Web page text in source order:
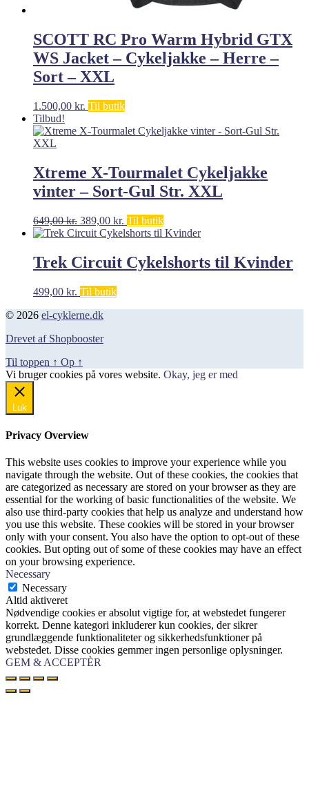
SCOTT RC Pro Warm Hybrid GTX
WS Jacket – Cykeljakke – Herre –
Sort – XXL
1.500,00 kr. Til butik
Tilbud!
Xtreme X-Tourmalet Cykeljakke
vinter – Sort-Gul Str. XXL
649,00kr. Den
oprindelige
var:
649,00 kr..
389,00 kr. Den
aktuelle
er:
389,00 kr..
Til butik
Trek Circuit Cykelshorts til Kvinder
499,00 kr. Til butik
© 2026 el-cyklerne.dk
Drevet af Shopbooster
Til toppen ↑ Op ↑
Vi bruger cookies på vores website. Okay, jeg er med
Luk
Privacy Overview
This website uses cookies to improve your experience while you
navigate through the website. Out of these cookies, the cookies that
are categorized as necessary are stored on your browser as they are
essential for the working of basic functionalities of the website. We
also use third-party cookies that help us analyze and understand how
you use this website. These cookies will be stored in your browser
only with your consent. You also have the option to opt-out of these
cookies. But opting out of some of these cookies may have an effect
on your browsing experience.
Necessary
Necessary
Altid aktiveret
Nødvendige cookies er absolut vigtige for, at webstedet fungerer
korrekt. Denne kategori inkluderer kun cookies, der sikrer
grundlæggende funktionaliteter og sikkerhedsfunktioner på
webstedet. Disse cookies gemmer ingen personlige oplysninger.
GEM & ACCEPTÈR